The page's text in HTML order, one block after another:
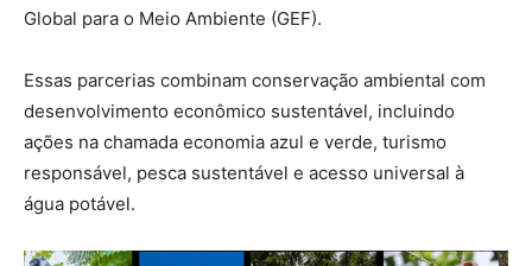
Global para o Meio Ambiente (GEF).
Essas parcerias combinam conservação ambiental com
desenvolvimento econômico sustentável, incluindo
ações na chamada economia azul e verde, turismo
responsável, pesca sustentável e acesso universal à
água potável.